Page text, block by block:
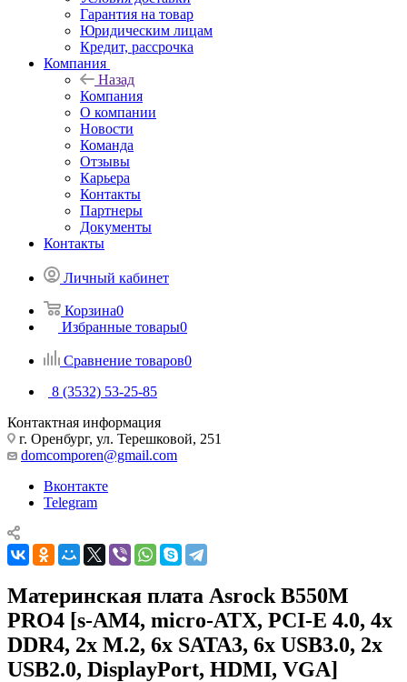
Гарантия на товар
Юридическим лицам
Кредит, рассрочка
Компания
Назад
Компания
О компании
Новости
Команда
Отзывы
Карьера
Контакты
Партнеры
Документы
Контакты
Личный кабинет
Корзина0
Избранные товары0
Сравнение товаров0
8 (3532) 53-25-85
Контактная информация
г. Оренбург, ул. Терешковой, 251
domcomporen@gmail.com
Вконтакте
Telegram
Материнская плата Asrock B550M
PRO4 [s-AM4, micro-ATX, PCI-E 4.0, 4x
DDR4, 2x M.2, 6x SATA3, 6x USB3.0, 2x
USB2.0, DisplayPort, HDMI, VGA]